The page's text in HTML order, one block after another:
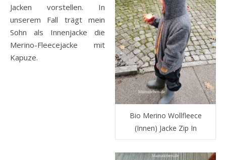
Bio Merino Wollfleece
(Innen) Jacke Zip In
Jacken vorstellen. In
unserem Fall trägt mein
Sohn als Innenjacke die
Merino-Fleecejacke mit
Kapuze.